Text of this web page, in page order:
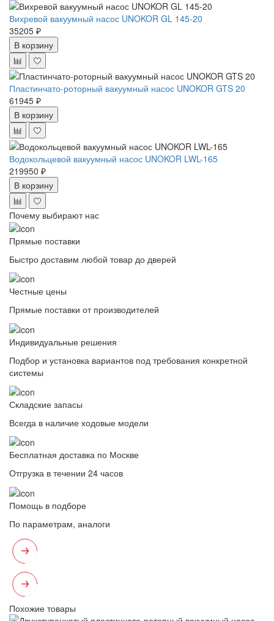
Вихревой вакуумный насос UNOKOR GL 145-20
35205 ₽
В корзину
Пластинчато-роторный вакуумный насос UNOKOR GTS 20
61945 ₽
В корзину
Водокольцевой вакуумный насос UNOKOR LWL-165
219950 ₽
В корзину
Почему выбирают нас
Прямые поставки
Быстро доставим любой товар до дверей
Честные цены
Прямые поставки от производителей
Индивидуальные решения
Подбор и установка вариантов под требования конкретной
системы
Складские запасы
Всегда в наличие ходовые модели
Бесплатная доставка по Москве
Отгрузка в течении 24 часов
Помощь в подборе
По параметрам, аналоги
Похожие товары